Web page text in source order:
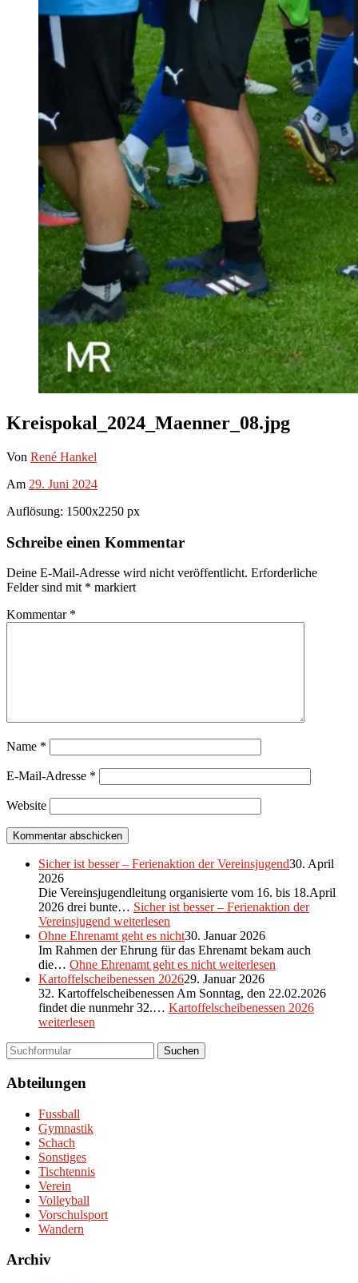
Kreispokal_2024_Maenner_08.jpg
Von René Hankel
Am 29. Juni 2024
Auflösung: 1500x2250 px
Schreibe einen Kommentar
Deine E-Mail-Adresse wird nicht veröffentlicht. Erforderliche
Felder sind mit * markiert
Kommentar *
Name *
E-Mail-Adresse *
Website
Sicher ist besser – Ferienaktion der Vereinsjugend30. April
2026
Die Vereinsjugendleitung organisierte vom 16. bis 18.April
2026 drei bunte… Sicher ist besser – Ferienaktion der
Vereinsjugend weiterlesen
Ohne Ehrenamt geht es nicht30. Januar 2026
Im Rahmen der Ehrung für das Ehrenamt bekam auch
die… Ohne Ehrenamt geht es nicht weiterlesen
Kartoffelscheibenessen 202629. Januar 2026
32. Kartoffelscheibenessen Am Sonntag, den 22.02.2026
findet die nunmehr 32.… Kartoffelscheibenessen 2026
weiterlesen
Suchen
Abteilungen
Fussball
Gymnastik
Schach
Sonstiges
Tischtennis
Verein
Volleyball
Vorschulsport
Wandern
Archiv